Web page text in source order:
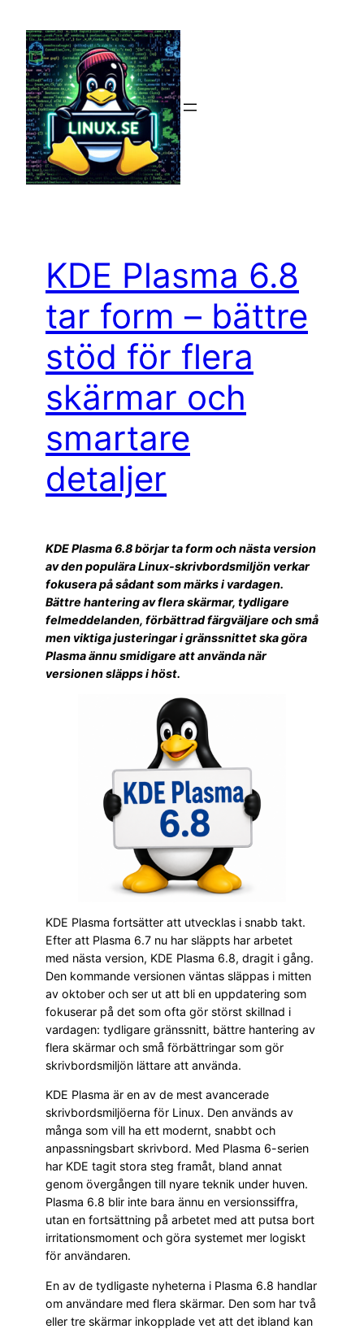
innehåll
KDE Plasma 6.8
tar form – bättre
stöd för flera
skärmar och
smartare
detaljer
KDE Plasma 6.8 börjar ta form och nästa version
av den populära Linux-skrivbordsmiljön verkar
fokusera på sådant som märks i vardagen.
Bättre hantering av flera skärmar, tydligare
felmeddelanden, förbättrad färgväljare och små
men viktiga justeringar i gränssnittet ska göra
Plasma ännu smidigare att använda när
versionen släpps i höst.
KDE Plasma fortsätter att utvecklas i snabb takt.
Efter att Plasma 6.7 nu har släppts har arbetet
med nästa version, KDE Plasma 6.8, dragit i gång.
Den kommande versionen väntas släppas i mitten
av oktober och ser ut att bli en uppdatering som
fokuserar på det som ofta gör störst skillnad i
vardagen: tydligare gränssnitt, bättre hantering av
flera skärmar och små förbättringar som gör
skrivbordsmiljön lättare att använda.
KDE Plasma är en av de mest avancerade
skrivbordsmiljöerna för Linux. Den används av
många som vill ha ett modernt, snabbt och
anpassningsbart skrivbord. Med Plasma 6-serien
har KDE tagit stora steg framåt, bland annat
genom övergången till nyare teknik under huven.
Plasma 6.8 blir inte bara ännu en versionssiffra,
utan en fortsättning på arbetet med att putsa bort
irritationsmoment och göra systemet mer logiskt
för användaren.
En av de tydligaste nyheterna i Plasma 6.8 handlar
om användare med flera skärmar. Den som har två
eller tre skärmar inkopplade vet att det ibland kan